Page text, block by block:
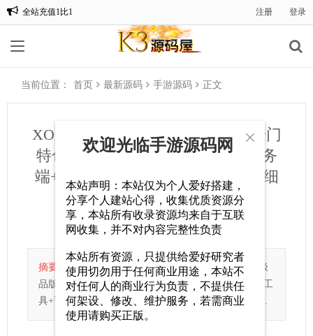
全站充值1比1 注册 登录
当前位置： 首页 最新源码 手游源码 正文
XO三端引擎传奇手游【1.76赤月豪门
特色小极品版】最新整理Win系服务
端+PC安卓苹果三端+加密工具+详细
搭建教程
手游源码 2025-06-17 232
摘要：XO三端引擎传奇手游【1.76赤月豪门特色小极
品版】最新整理Win系服务端+PC安卓苹果三端+加密工
具+详细搭建教程.daybuy_hr{margin-top:20px;margin...

欢迎光临手游源码网
本站声明：本站仅为个人爱好搭建，
分享个人建站心得，收集优质资源分
享，本站所有收录资源均来自于互联
网收集，并不对内容完整性负责
本站所有资源，只提供给爱好研究者
使用切勿用于任何商业用途，本站不
对任何人的商业行为负责，不提供任
何架设、修改、维护服务，若需商业
使用请购买正版。